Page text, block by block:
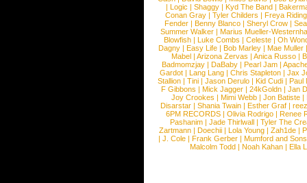
|Logic |Shaggy |Kyd The Band |
Conan Gray |Tyler Childers |Freya
Fender |Benny Blanco |Sheryl Crow |
Summer Walker |Marius Mueller-
Blowfish | Luke Combs | Celeste | Oh
Dagny |Easy Life |Bob Marley |Mae Muller
Mabel |Arizona Zervas |Anica Russo |
Badmomzjay |DaBaby |Pearl Jam |
Gardot | Lang Lang | Chris Stapleton | Jax
Stallion |Tini |Jason Derulo |Kid Cudi |Paul
F Gibbons | Mick Jagger | 24kGoldn | Jan
Joy Crookes | Mimi Webb | Jon Batiste |
Disarstar | Shania Twain | Esther Graf |
6PM RECORDS | Olivia Rodrigo | Renee
Pashanim |Jade Thirlwall |Tyler The
Zartmann | Doechii | Lola Young | Zah1de |
| J. Cole | Frank Gerber | Mumford and Sons
Malcolm Todd | Noah Kahan | Ella